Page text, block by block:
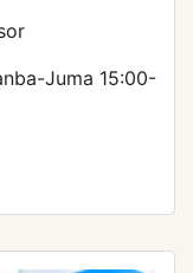
Juma 15:00-